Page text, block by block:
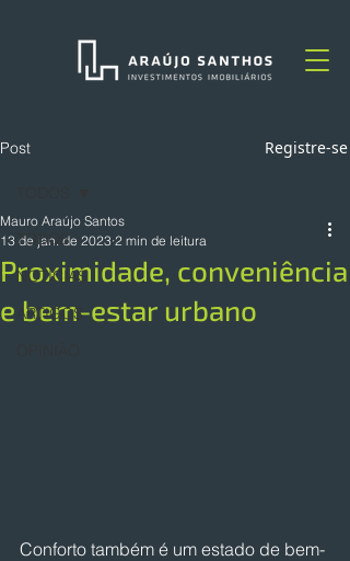
Post Registre-se
TODOS
NOTÍCIAS
ARTIGOS
Proximidade, conveniência
e bem-estar urbano
Mauro Araújo Santos
13 de jan. de 2023 2 min de leitura
Conforto também é um estado de bem-